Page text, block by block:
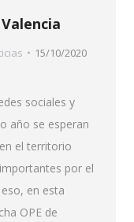
15/10/2020
sociales y
año se esperan
el territorio
por el
en esta
OPE de